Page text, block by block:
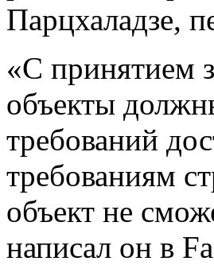
Парцхаладзе,
«С принятием
объекты
требований
требованиям
объект не
написал он в